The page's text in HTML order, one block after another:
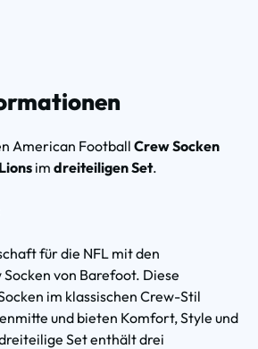
American Football Crew Socken
im dreiteiligen Set.
für die NFL mit den
von Barefoot. Diese
im klassischen Crew-Stil
und bieten Komfort, Style und
Set enthält drei